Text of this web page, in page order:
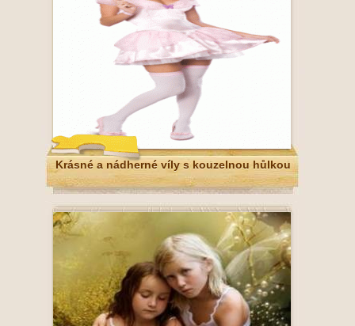
Krásné a nádherné víly s kouzelnou hůlkou